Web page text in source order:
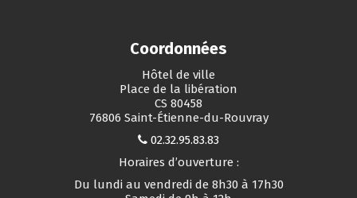
Coordonnées
Hôtel de ville
Place de la libération
CS 80458
76806 Saint-Étienne-du-Rouvray
02.32.95.83.83
Horaires d’ouverture :
Du lundi au vendredi de 8h30 à 17h30